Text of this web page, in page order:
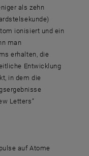
als zehn
ionisiert und ein
man
erhalten, die
Entwicklung
in dem die
Letters“
auf Atome